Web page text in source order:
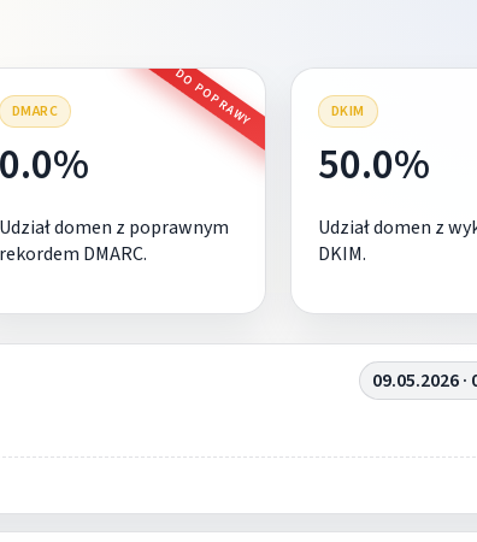
DMARC DO POPRAWY
0.0%
Udział domen z poprawnym
rekordem DMARC.
DKIM
50.0%
Udział domen z
DKIM.
09.05.2026 ·